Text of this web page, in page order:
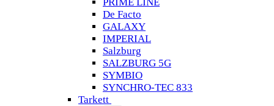
De Facto
GALAXY
IMPERIAL
Salzburg
SALZBURG 5G
SYMBIO
SYNCHRO-TEC 833
Tarkett